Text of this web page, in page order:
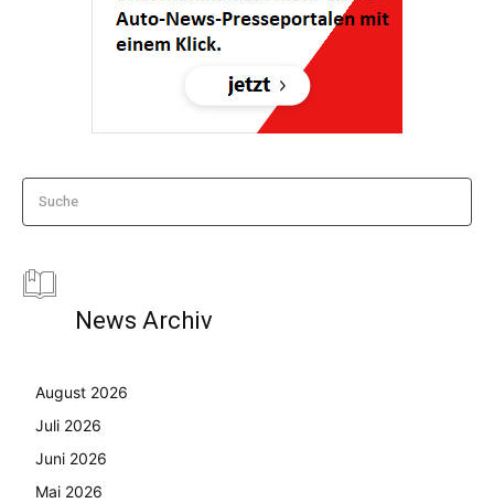
Suche
News Archiv
August 2026
Juli 2026
Juni 2026
Mai 2026